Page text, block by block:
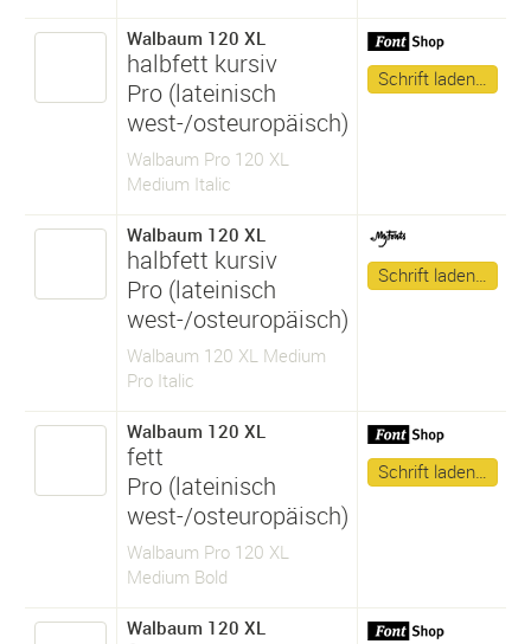
Walbaum 120 XL
halbfett kursiv
Pro (lateinisch
west-/osteuropäisch)
Walbaum Pro 120 XL
Medium Italic
Schrift laden…
Walbaum 120 XL
halbfett kursiv
Pro (lateinisch
west-/osteuropäisch)
Walbaum 120 XL Medium
Pro Italic
Schrift laden…
Walbaum 120 XL
fett
Pro (lateinisch
west-/osteuropäisch)
Walbaum Pro 120 XL
Medium Bold
Schrift laden…
Walbaum 120 XL